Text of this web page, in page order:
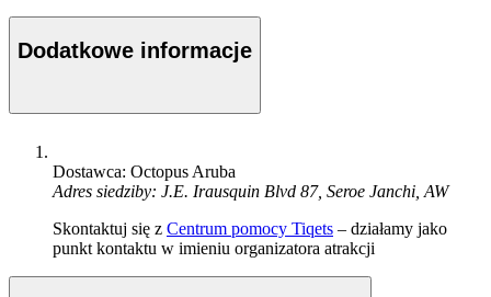
Dodatkowe informacje
Dostawca: Octopus Aruba
Adres siedziby: J.E. Irausquin Blvd 87, Seroe Janchi, AW
Skontaktuj się z Centrum pomocy Tiqets – działamy jako
punkt kontaktu w imieniu organizatora atrakcji